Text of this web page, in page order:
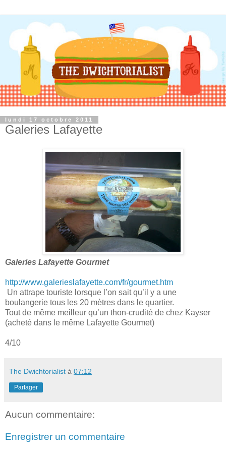
lundi 17 octobre 2011
Galeries Lafayette
Galeries Lafayette Gourmet
http://www.galerieslafayette.com/fr/gourmet.htm
Un attrape touriste lorsque l’on sait qu’il y a une
boulangerie tous les 20 mètres dans le quartier.
Tout de même meilleur qu’un thon-crudité de chez Kayser
(acheté dans le même Lafayette Gourmet)
4/10
The Dwichtorialist à 07:12
Partager
Aucun commentaire:
Enregistrer un commentaire